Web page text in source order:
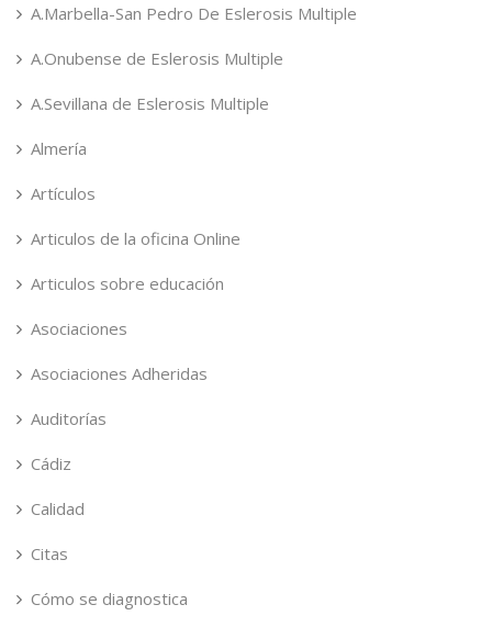
A.Marbella-San Pedro De Eslerosis Multiple
A.Onubense de Eslerosis Multiple
A.Sevillana de Eslerosis Multiple
Almería
Artículos
Articulos de la oficina Online
Articulos sobre educación
Asociaciones
Asociaciones Adheridas
Auditorías
Cádiz
Calidad
Citas
Cómo se diagnostica